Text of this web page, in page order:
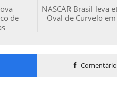
NASCAR Brasil leva
Oval de Curvelo
de